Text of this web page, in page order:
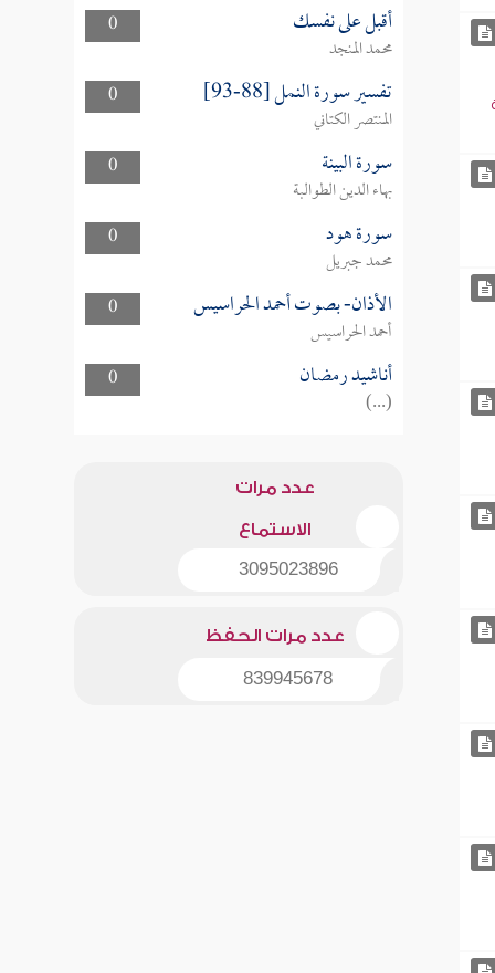
0 أقبل على نفسك
محمد المنجد
0
تفسير سورة النمل [88-93]
المنتصر الكتاني
0
سورة البينة
بهاء الدين الطوالبة
0
سورة هود
محمد جبريل
0
الأذان- بصوت أحمد الحراسيس
أحمد الحراسيس
0
أناشيد رمضان
(...)
عدد مرات
الاستماع
3095023896
عدد مرات الحفظ
839945678